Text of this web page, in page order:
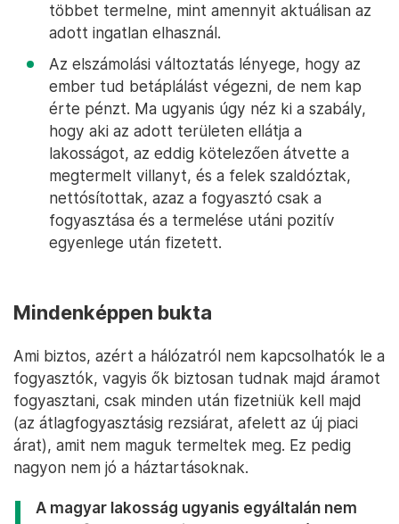
többet termelne, mint amennyit aktuálisan az
adott ingatlan elhasznál.
Az elszámolási változtatás lényege, hogy az
ember tud betáplálást végezni, de nem kap
érte pénzt. Ma ugyanis úgy néz ki a szabály,
hogy aki az adott területen ellátja a
lakosságot, az eddig kötelezően átvette a
megtermelt villanyt, és a felek szaldóztak,
nettósítottak, azaz a fogyasztó csak a
fogyasztása és a termelése utáni pozitív
egyenlege után fizetett.
Mindenképpen bukta
Ami biztos, azért a hálózatról nem kapcsolhatók le a
fogyasztók, vagyis ők biztosan tudnak majd áramot
fogyasztani, csak minden után fizetniük kell majd
(az átlagfogyasztásig rezsiárat, afelett az új piaci
árat), amit nem maguk termeltek meg. Ez pedig
nagyon nem jó a háztartásoknak.
A magyar lakosság ugyanis egyáltalán nem